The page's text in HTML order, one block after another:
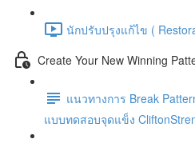
นักปรับปรุงแก้ไข (
Create Your New Winning
แนวทางการ Break
แบบทดสอบจุดแข็ง